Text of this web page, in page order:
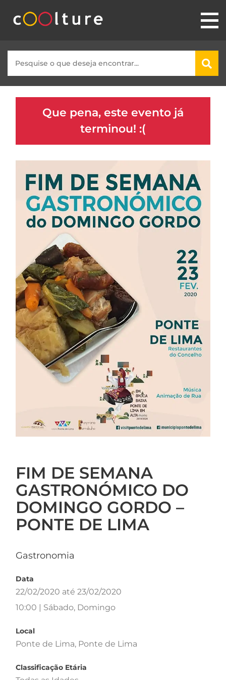
Que pena, este evento já
terminou! :(
FIM DE SEMANA
GASTRONÓMICO DO
DOMINGO GORDO –
PONTE DE LIMA
Gastronomia
Data
22/02/2020 até 23/02/2020
10:00 | Sábado, Domingo
Local
Ponte de Lima, Ponte de Lima
Classificação Etária